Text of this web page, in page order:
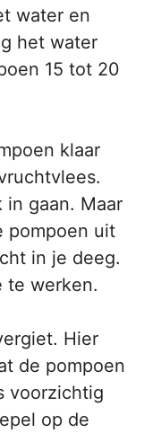
water en
het water
15 tot 20
klaar
in gaan. Maar
pompoen uit
in je deeg.
te werken.
Hier
de pompoen
voorzichtig
op de